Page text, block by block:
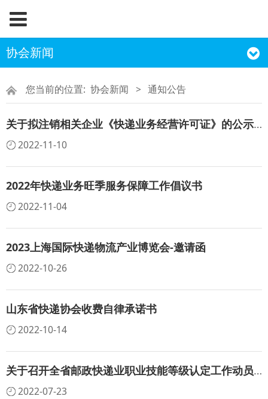
协会新闻
您当前的位置: 协会新闻 > 通知公告
关于拟注销相关企业《快递业务经营许可证》的公示（2022.11.8）
2022-11-10
2022年快递业务旺季服务保障工作倡议书
2022-11-04
2023上海国际快递物流产业博览会-邀请函
2022-10-26
山东省快递协会收费自律承诺书
2022-10-14
关于召开全省邮政快递业职业技能等级认定工作动员会的通知
2022-07-23